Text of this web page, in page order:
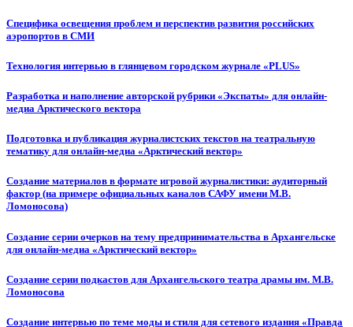
Специфика освещения проблем и перспектив развития российских
аэропортов в СМИ
Технология интервью в глянцевом городском журнале «PLUS»
Разработка и наполнение авторской рубрики «Экспаты» для онлайн-
медиа Арктического вектора
Подготовка и публикация журналистских текстов на театральную
тематику для онлайн-медиа «Арктический вектор»
Создание материалов в формате игровой журналистики: аудиторный
фактор (на примере официальных каналов САФУ имени М.В.
Ломоносова)
Создание серии очерков на тему предпринимательства в Архангельске
для онлайн-медиа «Арктический вектор»
Создание серии подкастов для Архангельского театра драмы им. М.В.
Ломоносова
Создание интервью по теме моды и стиля для сетевого издания «Правда